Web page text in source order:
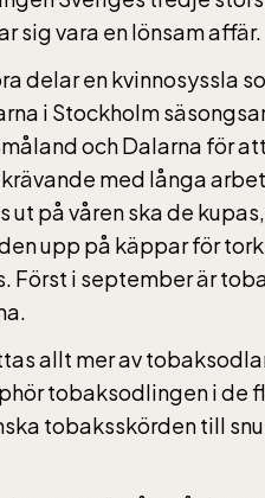
sig vara en lönsam affär.
delar en kvinnosyssla
i Stockholm
och Dalarna för
med långa
på våren ska de
upp på käppar för
Först i september är
allt mer av
tobaksodlingen i de
tobaksskörden till
10-16, april alla
december vardagar
inkluderad i
10-16, april alla
december vardagar